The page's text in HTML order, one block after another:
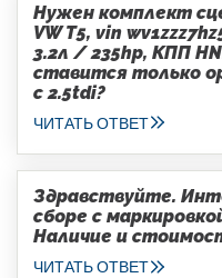
Нужен комплект
VW T5, vin
3.2л / 235hp, КПП
ставится только
с 2.5tdi?
ЧИТАТЬ ОТВЕТ
Здравствуйте.
сборе с
Наличие и
ЧИТАТЬ ОТВЕТ